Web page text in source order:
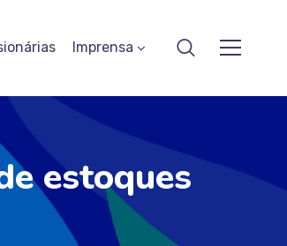
Imprensa
estoques